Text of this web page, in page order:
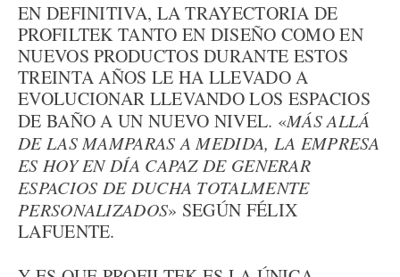
EN DEFINITIVA, LA TRAYECTORIA DE
PROFILTEK TANTO EN DISEÑO COMO EN
NUEVOS PRODUCTOS DURANTE ESTOS
TREINTA AÑOS LE HA LLEVADO A
EVOLUCIONAR LLEVANDO LOS ESPACIOS
DE BAÑO A UN NUEVO NIVEL. «MÁS ALLÁ
DE LAS MAMPARAS A MEDIDA, LA EMPRESA
ES HOY EN DÍA CAPAZ DE GENERAR
ESPACIOS DE DUCHA TOTALMENTE
PERSONALIZADOS» SEGÚN FÉLIX
LAFUENTE.